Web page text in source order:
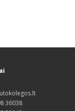
36038